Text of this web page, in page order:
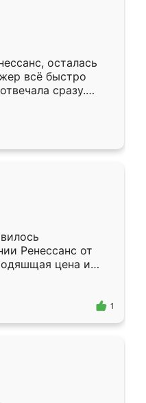
разнообразный.
потребуется из
только здесь.
осталась
всё быстро
сразу.
подошёл к
Собрали
аккуратно, даже
Ренессанс от
цена и
Приехавший
самый
1